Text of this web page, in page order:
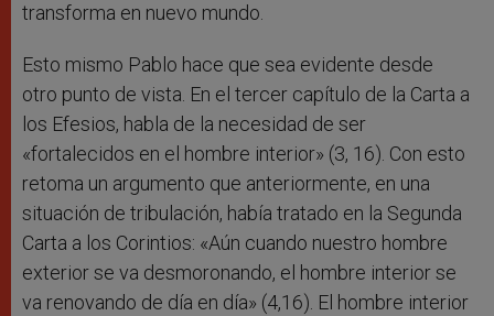
transforma en nuevo mundo.
Esto mismo Pablo hace que sea evidente desde
otro punto de vista. En el tercer capítulo de la Carta a
los Efesios, habla de la necesidad de ser
«fortalecidos en el hombre interior» (3, 16). Con esto
retoma un argumento que anteriormente, en una
situación de tribulación, había tratado en la Segunda
Carta a los Corintios: «Aún cuando nuestro hombre
exterior se va desmoronando, el hombre interior se
va renovando de día en día» (4,16). El hombre interior